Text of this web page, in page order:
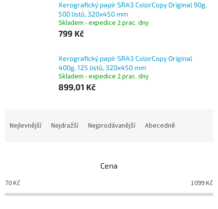
Xerografický papír SRA3 ColorCopy Original 90g,
500 listů, 320x450 mm
Skladem - expedice 2 prac. dny
799 Kč
Xerografický papír SRA3 ColorCopy Original
400g, 125 listů, 320x450 mm
Skladem - expedice 2 prac. dny
899,01 Kč
p
r
o
Nejlevnější Nejdražší Nejprodávanější Abecedně
Cena
70Kč 1099Kč